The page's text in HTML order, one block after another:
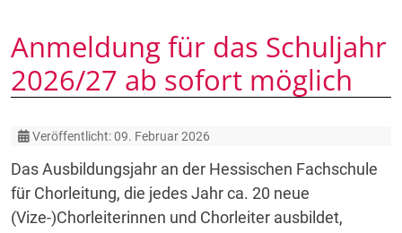
Anmeldung für das Schuljahr
2026/27 ab sofort möglich
Details
Veröffentlicht: 09. Februar 2026
Das Ausbildungsjahr an der Hessischen Fachschule
für Chorleitung, die jedes Jahr ca. 20 neue
(Vize-)Chorleiterinnen und Chorleiter ausbildet,